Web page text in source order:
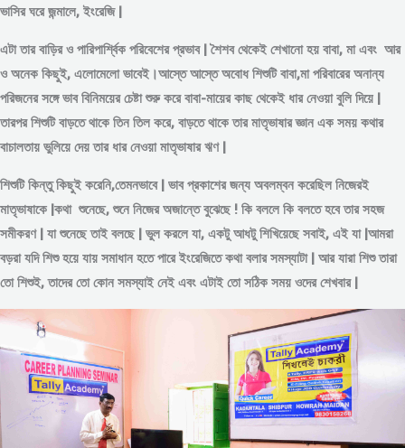
ভাসির ঘরে জন্মালে, ইংরেজি |
এটা তার বাড়ির ও পারিপার্শ্বিক পরিবেশের প্রভাব | শৈশব থেকেই শেখানো হয় বাবা, মা এবং আর
ও অনেক কিছুই, এলোমেলো ভাবেই।আস্তে আস্তে অবোধ শিশুটি বাবা,মা পরিবারের অনান্য
পরিজনের সঙ্গে ভাব বিনিময়ের চেষ্টা শুরু করে বাবা-মায়ের কাছ থেকেই ধার নেওয়া বুলি দিয়ে |
তারপর শিশুটি বাড়তে থাকে তিন তিল করে, বাড়তে থাকে তার মাতৃভাষার জ্ঞান এক সময় কথার
বাচালতায় ভুলিয়ে দেয় তার ধার নেওয়া মাতৃভাষার ঋণ |
শিশুটি কিন্তু কিছুই করেনি,তেমনভাবে | ভাব প্রকাশের জন্য অবলম্বন করেছিল নিজেরই
মাতৃভাষাকে |কথা শুনেছে, শুনে নিজের অজান্তে বুঝেছে ! কি বললে কি বলতে হবে তার সহজ
সমীকরণ | যা শুনেছে তাই বলছে | ভুল করলে যা, একটু আধটু শিখিয়েছে সবাই, এই যা |আমরা
বড়রা যদি শিশু হয়ে যায় সমাধান হতে পারে ইংরেজিতে কথা বলার সমস্যাটা | আর যারা শিশু তারা
তো শিশুই, তাদের তো কোন সমস্যাই নেই এবং এটাই তো সঠিক সময় ওদের শেখবার |